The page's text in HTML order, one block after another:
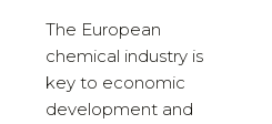
The European
chemical industry is
key to economic
development and